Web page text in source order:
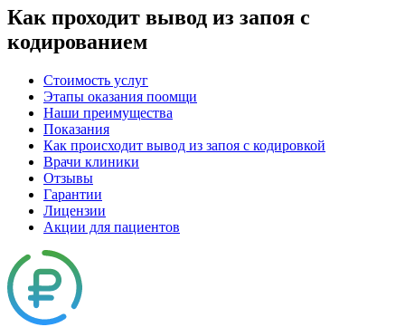
Как проходит вывод из запоя с
кодированием
Стоимость услуг
Этапы оказания поомщи
Наши преимущества
Показания
Как происходит вывод из запоя с кодировкой
Врачи клиники
Отзывы
Гарантии
Лицензии
Акции для пациентов